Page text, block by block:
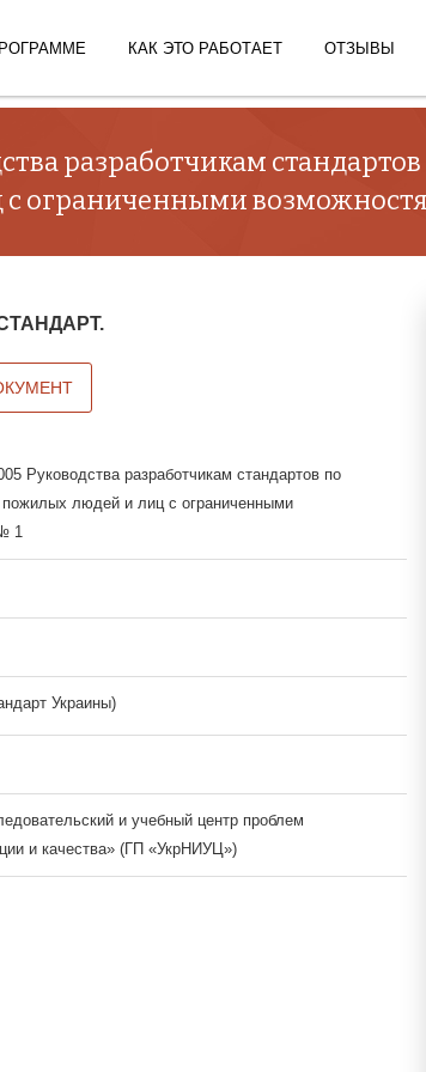
КАК ЭТО РАБОТАЕТ ОТЗЫВЫ
разработчикам
ограниченными
Руководства разработчикам стандартов по
людей и лиц с ограниченными
1
Украины)
и учебный центр проблем
и качества» (ГП «УкрНИУЦ»)